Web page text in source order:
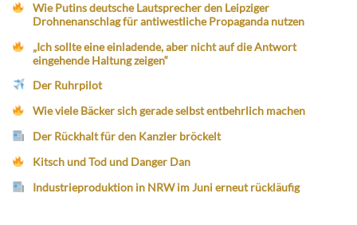
Wie Putins deutsche Lautsprecher den Leipziger
Drohnenanschlag für antiwestliche Propaganda nutzen
„Ich sollte eine einladende, aber nicht auf die Antwort
eingehende Haltung zeigen“
Der Ruhrpilot
Wie viele Bäcker sich gerade selbst entbehrlich machen
Der Rückhalt für den Kanzler bröckelt
Kitsch und Tod und Danger Dan
Industrieproduktion in NRW im Juni erneut rückläufig